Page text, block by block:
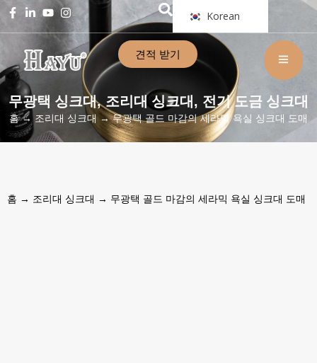
Korean
견적 받기
무광택 싱크대, 조리대 싱크대, 전기 도금 싱크대
홈→ 조리대 싱크대→ 무광택 골드 마감의 세라믹 욕실 싱크대 도매
홈 → 조리대 싱크대 → 무광택 골드 마감의 세라믹 욕실 싱크대 도매